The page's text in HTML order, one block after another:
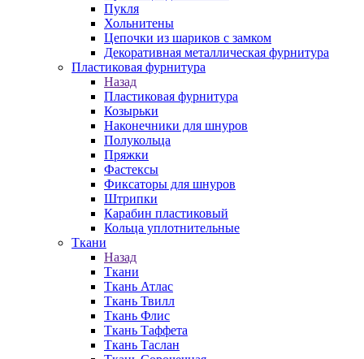
Пукля
Хольнитены
Цепочки из шариков с замком
Декоративная металлическая фурнитура
Пластиковая фурнитура
Назад
Пластиковая фурнитура
Козырьки
Наконечники для шнуров
Полукольца
Пряжки
Фастексы
Фиксаторы для шнуров
Штрипки
Карабин пластиковый
Кольца уплотнительные
Ткани
Назад
Ткани
Ткань Атлас
Ткань Твилл
Ткань Флис
Ткань Таффета
Ткань Таслан